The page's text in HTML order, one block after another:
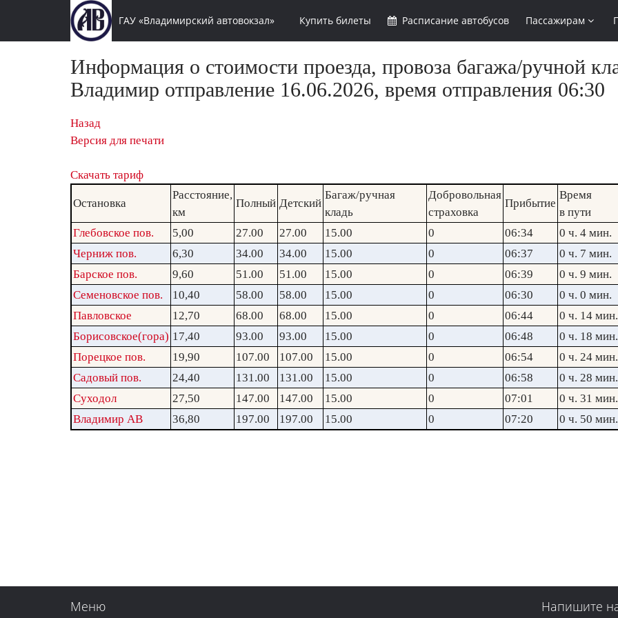
ГАУ «Владимирский автовокзал» Купить билеты Расписание автобусов Пассажирам
Информация о стоимости проезда, провоза багажа/ручной
Владимир отправление 16.06.2026, время отправления 06:30
Назад
Версия для печати
Скачать тариф
Остановка
Расстояние,
км
Полный Детский
Багаж/ручная
кладь
Добровольная
страховка
Прибытие
Время
в пути
Глебовское пов.
5,00 27.00 27.00 15.00 0 06:34
0 ч. 4 мин.
Черниж пов.
6,30 34.00 34.00 15.00 0 06:37
0 ч. 7 мин.
Барское пов.
9,60 51.00 51.00 15.00 0 06:39
0 ч. 9 мин.
Семеновское пов.
10,40 58.00 58.00 15.00 0 06:30
0 ч. 0 мин.
Павловское
12,70 68.00 68.00 15.00 0 06:44
0 ч. 14 мин.
Борисовское(гора) 17,40 93.00 93.00 15.00 0 06:48
0 ч. 18 мин.
Порецкое пов.
19,90 107.00 107.00 15.00 0 06:54
0 ч. 24 мин.
Садовый пов.
24,40 131.00 131.00 15.00 0 06:58
0 ч. 28 мин.
Суходол
27,50 147.00 147.00 15.00 0 07:01
0 ч. 31 мин.
Владимир АВ
36,80 197.00 197.00 15.00 0 07:20 0 ч. 50 мин.
Меню Напишите